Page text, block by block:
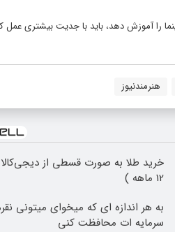
را آموزش دهد، باید با جدیت بیشتری عمل
هنرمندنیوز
خرید طلا به صورت قسطی از
12 ماهه )
به هر اندازه ای که میخوای میتونی
سرمایه ات محافظت کنی